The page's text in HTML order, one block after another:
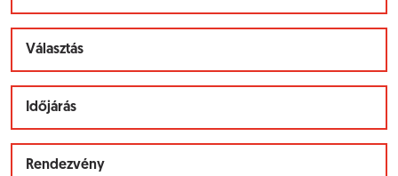
Választás
Időjárás
Rendezvény